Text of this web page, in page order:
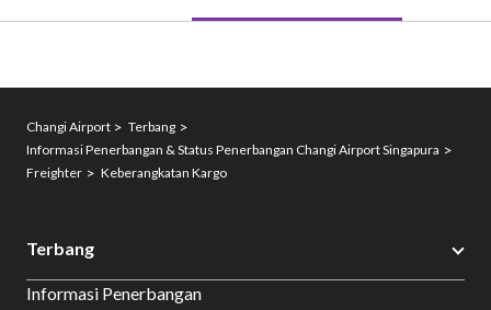
Changi Airport
Terbang
Informasi Penerbangan & Status Penerbangan Changi Airport Singapura
Freighter
Keberangkatan Kargo
Terbang
Informasi Penerbangan